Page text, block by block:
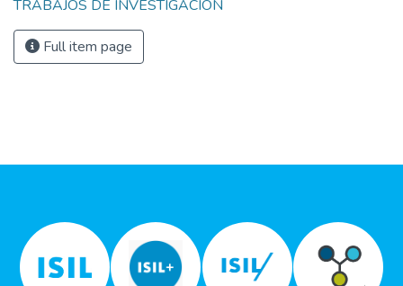
TRABAJOS DE INVESTIGACIÓN
Full item page